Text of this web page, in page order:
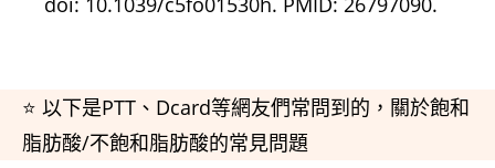
⭐ 以下是PTT、Dcard等網友們常問到的，關於飽和
脂肪酸/不飽和脂肪酸的常見問題